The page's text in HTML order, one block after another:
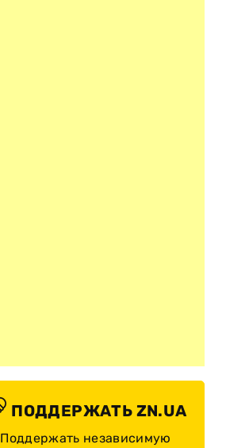
ПОДДЕРЖАТЬ ZN.UA
Поддержать независимую